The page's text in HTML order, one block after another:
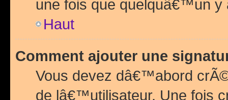
une fois que quelquâ€™un y
Haut
Comment ajouter une
Vous devez dâ€™abord
de lâ€™utilisateur. Une fois